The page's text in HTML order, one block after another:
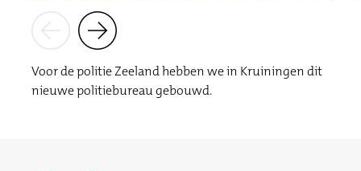
Voor de politie Zeeland hebben we in Kruiningen dit
nieuwe politiebureau gebouwd.